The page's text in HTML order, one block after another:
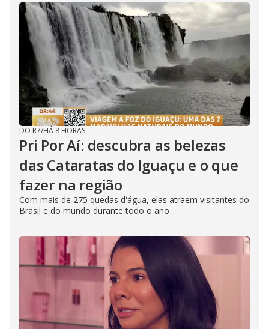
DO R7/HÁ 8 HORAS
Pri Por Aí: descubra as belezas
das Cataratas do Iguaçu e o que
fazer na região
Com mais de 275 quedas d'água, elas atraem visitantes do
Brasil e do mundo durante todo o ano